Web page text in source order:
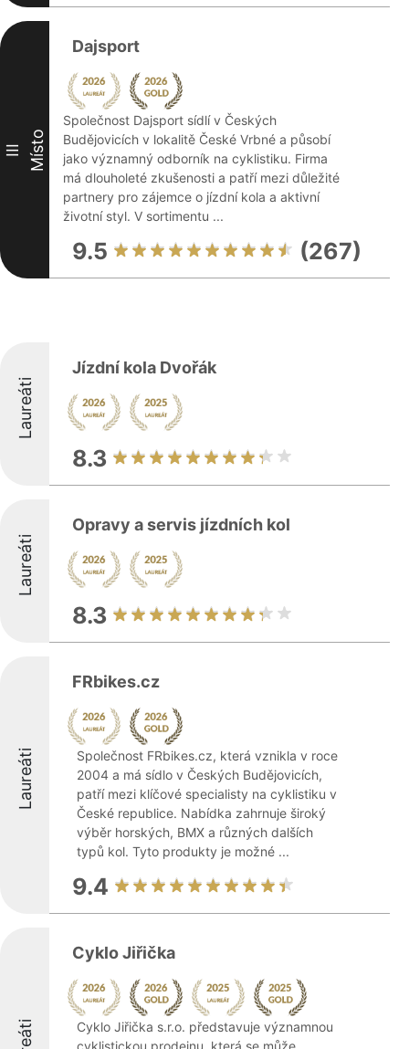
III Místo
Dajsport
Společnost Dajsport sídlí v Českých
Budějovicích v lokalitě České Vrbné a působí
jako významný odborník na cyklistiku. Firma
má dlouholeté zkušenosti a patří mezi důležité
partnery pro zájemce o jízdní kola a aktivní
životní styl. V sortimentu ...
9.5 (267)
Laureáti
Jízdní kola Dvořák
8.3
Laureáti
Opravy a servis jízdních kol
8.3
Laureáti
FRbikes.cz
Společnost FRbikes.cz, která vznikla v roce
2004 a má sídlo v Českých Budějovicích,
patří mezi klíčové specialisty na cyklistiku v
České republice. Nabídka zahrnuje široký
výběr horských, BMX a různých dalších
typů kol. Tyto produkty je možné ...
9.4
Cyklo Jiřička
Cyklo Jiřička s.r.o. představuje významnou
cyklistickou prodejnu, která se může